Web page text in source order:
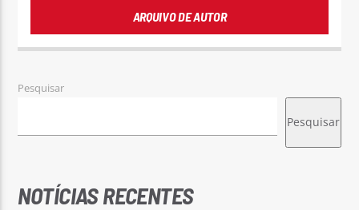
ARQUIVO DE AUTOR
Pesquisar
Pesquisar
NOTÍCIAS RECENTES